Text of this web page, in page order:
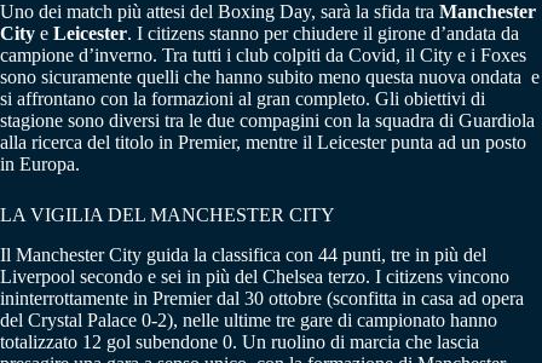
Uno dei match più attesi del Boxing Day, sarà la sfida tra Manchester
City e Leicester. I citizens stanno per chiudere il girone d’andata da
campione d’inverno. Tra tutti i club colpiti da Covid, il City e i Foxes
sono sicuramente quelli che hanno subito meno questa nuova ondata e
si affrontano con la formazioni al gran completo. Gli obiettivi di
stagione sono diversi tra le due compagini con la squadra di Guardiola
alla ricerca del titolo in Premier, mentre il Leicester punta ad un posto
in Europa.
LA VIGILIA DEL MANCHESTER CITY
Il Manchester City guida la classifica con 44 punti, tre in più del
Liverpool secondo e sei in più del Chelsea terzo. I citizens vincono
ininterrottamente in Premier dal 30 ottobre (sconfitta in casa ad opera
del Crystal Palace 0-2), nelle ultime tre gare di campionato hanno
totalizzato 12 gol subendone 0. Un ruolino di marcia che lascia